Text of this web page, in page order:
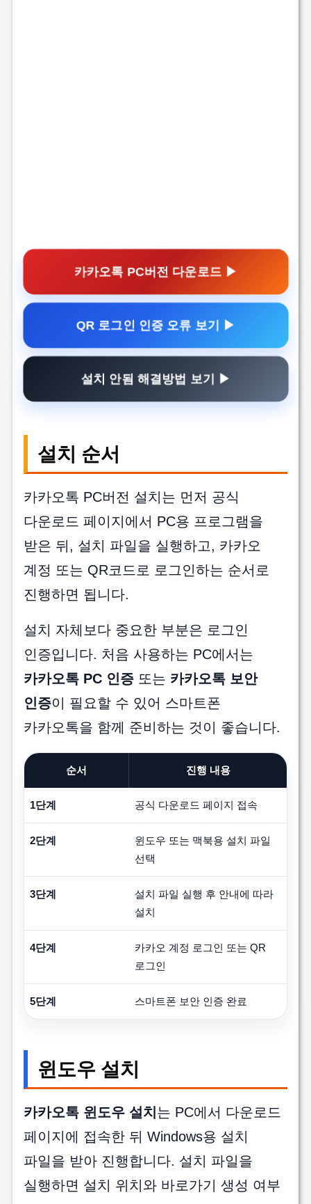
카카오톡 PC버전 다운로드 ▶
QR 로그인 인증 오류 보기 ▶
설치 안됨 해결방법 보기 ▶
설치 순서
카카오톡 PC버전 설치는 먼저 공식
다운로드 페이지에서 PC용 프로그램을
받은 뒤, 설치 파일을 실행하고, 카카오
계정 또는 QR코드로 로그인하는 순서로
진행하면 됩니다.
설치 자체보다 중요한 부분은 로그인
인증입니다. 처음 사용하는 PC에서는
카카오톡 PC 인증또는 카카오톡 보안
인증이 필요할 수 있어 스마트폰
카카오톡을 함께 준비하는 것이 좋습니다.
순서 진행 내용
1단계 공식 다운로드 페이지 접속
2단계
윈도우 또는 맥북용 설치 파일
선택
3단계
설치 파일 실행 후 안내에 따라
설치
4단계
카카오 계정 로그인 또는 QR
로그인
5단계 스마트폰 보안 인증 완료
윈도우 설치
카카오톡 윈도우 설치는 PC에서 다운로드
페이지에 접속한 뒤 Windows용 설치
파일을 받아 진행합니다. 설치 파일을
실행하면 설치 위치와 바로가기 생성 여부